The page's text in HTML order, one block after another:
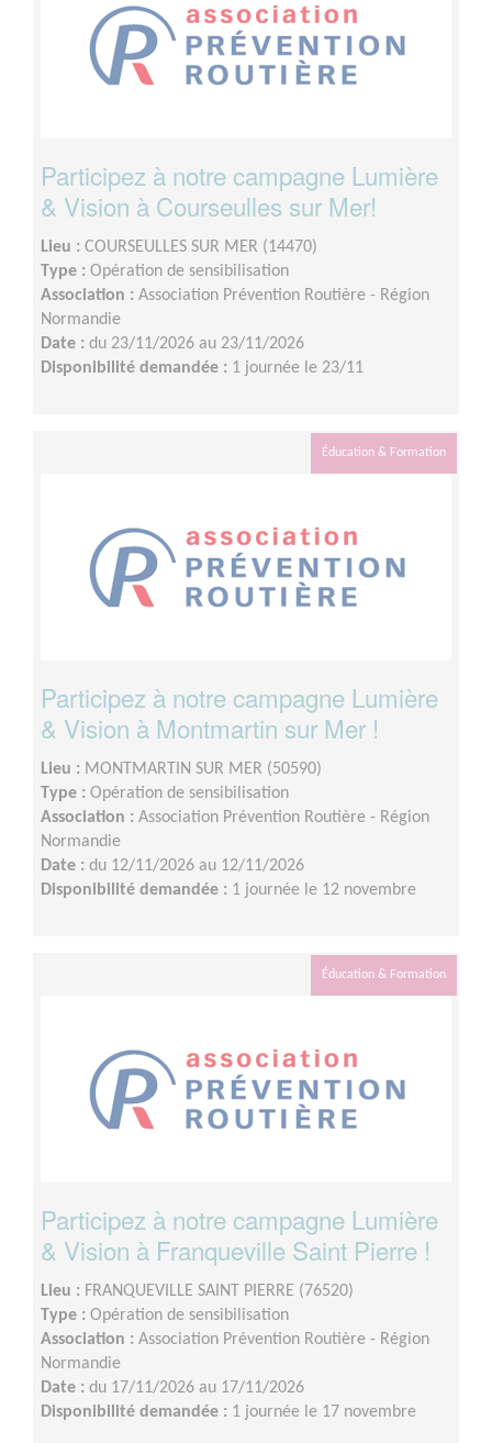
Participez à notre campagne Lumière
& Vision à Courseulles sur Mer!
Lieu : COURSEULLES SUR MER (14470)
Type : Opération de sensibilisation
Association : Association Prévention Routière - Région
Normandie
Date : du 23/11/2026 au 23/11/2026
Disponibilité demandée : 1 journée le 23/11
Éducation & Formation
Participez à notre campagne Lumière
& Vision à Montmartin sur Mer !
Lieu : MONTMARTIN SUR MER (50590)
Type : Opération de sensibilisation
Association : Association Prévention Routière - Région
Normandie
Date : du 12/11/2026 au 12/11/2026
Disponibilité demandée : 1 journée le 12 novembre
Éducation & Formation
Participez à notre campagne Lumière
& Vision à Franqueville Saint Pierre !
Lieu : FRANQUEVILLE SAINT PIERRE (76520)
Type : Opération de sensibilisation
Association : Association Prévention Routière - Région
Normandie
Date : du 17/11/2026 au 17/11/2026
Disponibilité demandée : 1 journée le 17 novembre